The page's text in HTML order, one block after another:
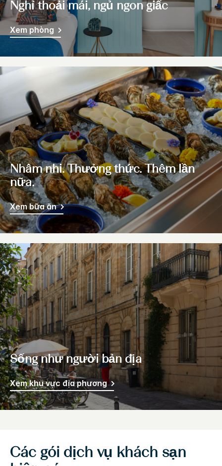
Nghỉ thoải mái, ngủ ngon giấc
Xem phòng
Nhâm nhi. Thưởng thức. Thêm lần
nữa.
Xem bữa ăn
Sống như người bản địa
Xem khu vực địa phương
Các gói dịch vụ khách sạn